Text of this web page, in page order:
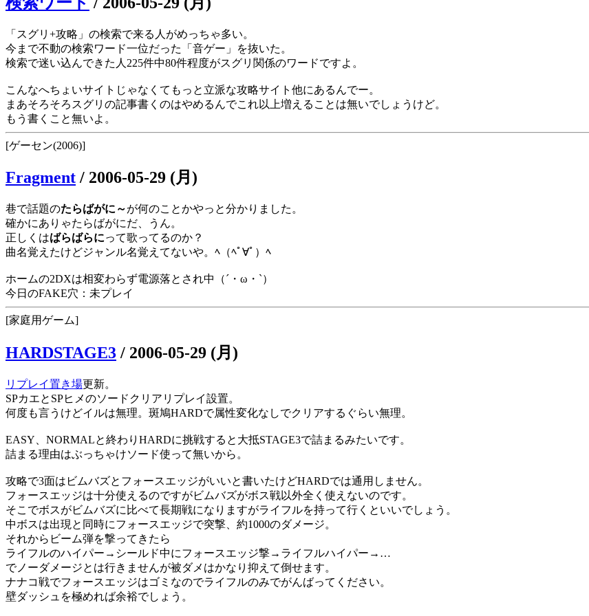
「スグリ+攻略」の検索で来る人がめっちゃ多い。
今まで不動の検索ワード一位だった「音ゲー」を抜いた。
検索で迷い込んできた人225件中80件程度がスグリ関係のワードですよ。
こんなへちょいサイトじゃなくてもっと立派な攻略サイト他にあるんでー。
まあそろそろスグリの記事書くのはやめるんでこれ以上増えることは無いでしょうけど。
もう書くこと無いよ。
[ゲーセン(2006)]
Fragment / 2006-05-29 (月)
巷で話題のたらばがに～が何のことかやっと分かりました。
確かにありゃたらばがにだ、うん。
正しくはばらばらにって歌ってるのか？
曲名覚えたけどジャンル名覚えてないや。ﾍ（ﾍﾟ∀ﾟ）ﾍ
ホームの2DXは相変わらず電源落とされ中（´・ω・`）
今日のFAKE穴：未プレイ
[家庭用ゲーム]
HARDSTAGE3 / 2006-05-29 (月)
リプレイ置き場更新。
SPカエとSPヒメのソードクリアリプレイ設置。
何度も言うけどイルは無理。斑鳩HARDで属性変化なしでクリアするぐらい無理。
EASY、NORMALと終わりHARDに挑戦すると大抵STAGE3で詰まるみたいです。
詰まる理由はぶっちゃけソード使って無いから。
攻略で3面はビムバズとフォースエッジがいいと書いたけどHARDでは通用しません。
フォースエッジは十分使えるのですがビムバズがボス戦以外全く使えないのです。
そこでボスがビムバズに比べて長期戦になりますがライフルを持って行くといいでしょう。
中ボスは出現と同時にフォースエッジで突撃、約1000のダメージ。
それからビーム弾を撃ってきたら
ライフルのハイパー→シールド中にフォースエッジ撃→ライフルハイパー→…
でノーダメージとは行きませんが被ダメはかなり抑えて倒せます。
ナナコ戦でフォースエッジはゴミなのでライフルのみでがんばってください。
壁ダッシュを極めれば余裕でしょう。